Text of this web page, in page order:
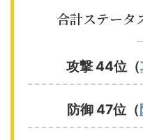
合計ステータ
攻撃 44位（
防御 47位（